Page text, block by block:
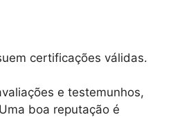
certificações válidas.
e testemunhos,
boa reputação é